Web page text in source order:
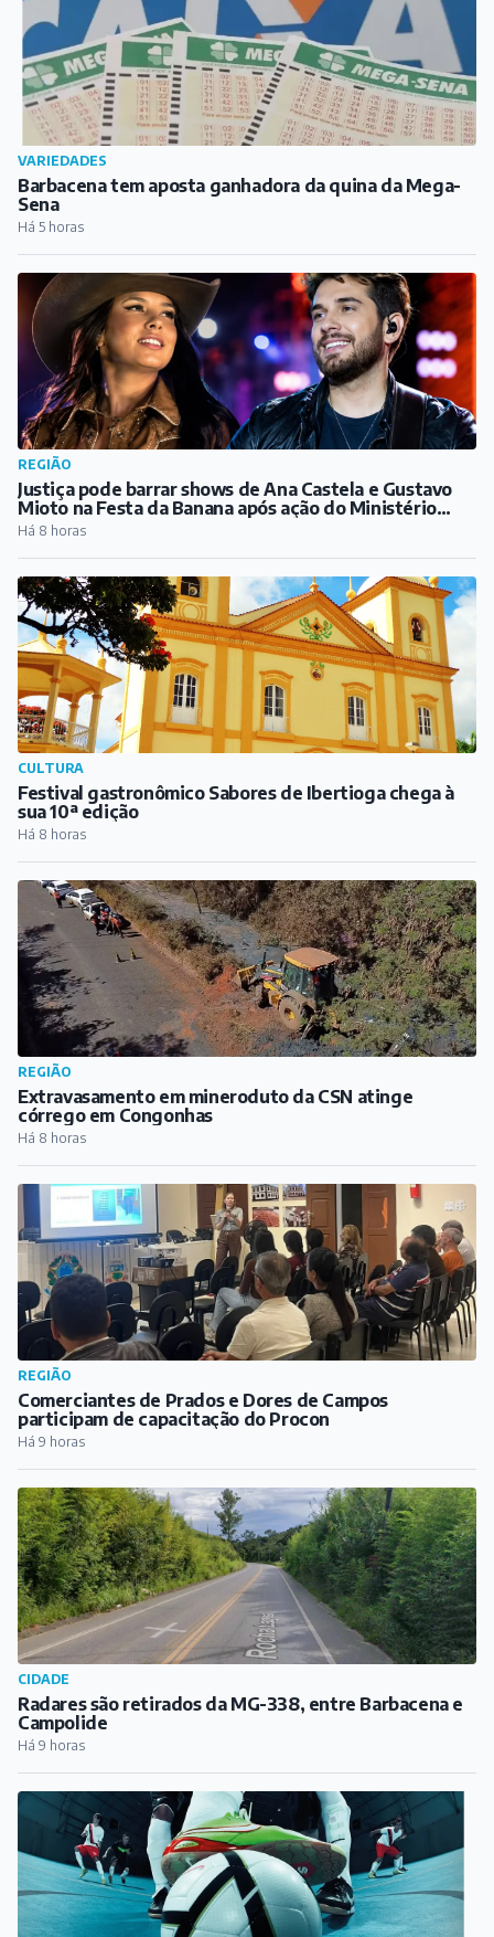
VARIEDADES
Barbacena tem aposta ganhadora da quina da Mega-
Sena
Há 5 horas
REGIÃO
Justiça pode barrar shows de Ana Castela e Gustavo
Mioto na Festa da Banana após ação do Ministério
Público
Há 8 horas
CULTURA
Festival gastronômico Sabores de Ibertioga chega à
sua 10ª edição
Há 8 horas
REGIÃO
Extravasamento em mineroduto da CSN atinge
córrego em Congonhas
Há 8 horas
REGIÃO
Comerciantes de Prados e Dores de Campos
participam de capacitação do Procon
Há 9 horas
CIDADE
Radares são retirados da MG-338, entre Barbacena e
Campolide
Há 9 horas